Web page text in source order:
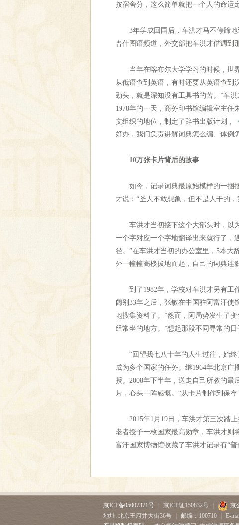
按宿舍分，这么简单就把一个人的命运
3年学成回国后，车洪才马不停蹄地
普什图语频道，外交部把车洪才借调到
当年在喀布尔大学学习的时候，世界
从俄语查到英语，有时还要从英语查到
劲头，就是深知没有工具书的苦。”车洪
1978年的一天，商务印书馆编辑室主
文组织的地位，制定了辞书出版计划，
好办，我们负责讲解词典怎么编、体例
10万张卡片背后的故事
如今，记录词典最原始模样的一捆捆
才说：“圣人不敢想象，但不是人干的
车洪才当初接下这个大部头时，以为
一个字对应一个字地翻译出来就行了，
径。”在车洪才当初的办公室里，5本大
外一幢幢高楼拔地而起，自己的词典连
到了1982年，学校对车洪才另有工作
阔别33年之后，张敏在中国驻阿富汗使
地搜集资料了。”然而，阿局势发生了
经常坐的地方。”想起那段不同寻常的日
“回望我七八十年的人生过往，始终
成为多个国家的任务。继1964年北京广
授。2008年下半年，送走自己所教的最
片，心头一阵感慨。“从卡片制作到保
2015年1月19日，车洪才第三次踏上
老者授予一枚国家最高勋章，车洪才则
富汗国家博物馆收藏了车洪才记录有“普
京ICP备05007371号 京ICP证150832号 京
地址: 北京王府井大街36号
邮编：100710
E-